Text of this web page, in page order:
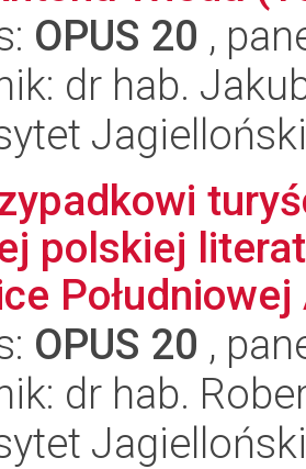
OPUS 20 ,
dr hab.
polskiej
OPUS 20 ,
dr hab.